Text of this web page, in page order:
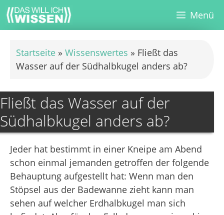
Zum
Inhalt
springen
Menü
Startseite » Wissenswertes » Fließt das
Wasser auf der Südhalbkugel anders ab?
Fließt das Wasser auf der
Südhalbkugel anders ab?
Jeder hat bestimmt in einer Kneipe am Abend
schon einmal jemanden getroffen der folgende
Behauptung aufgestellt hat: Wenn man den
Stöpsel aus der Badewanne zieht kann man
sehen auf welcher Erdhalbkugel man sich